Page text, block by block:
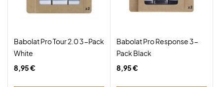
Babolat Pro Tour 2.0 3-Pack
White
8,95 €
Babolat Pro Response 3-
Pack Black
8,95 €